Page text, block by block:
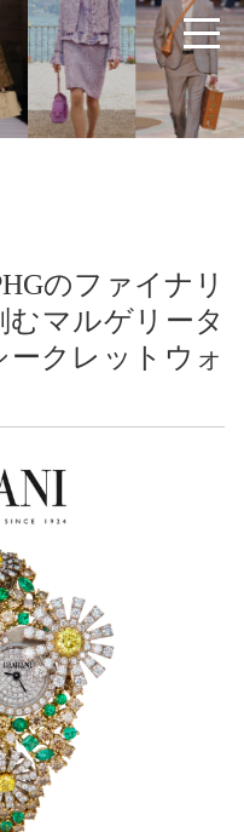
のファイナリ
むマルゲリータ
クレットウォ